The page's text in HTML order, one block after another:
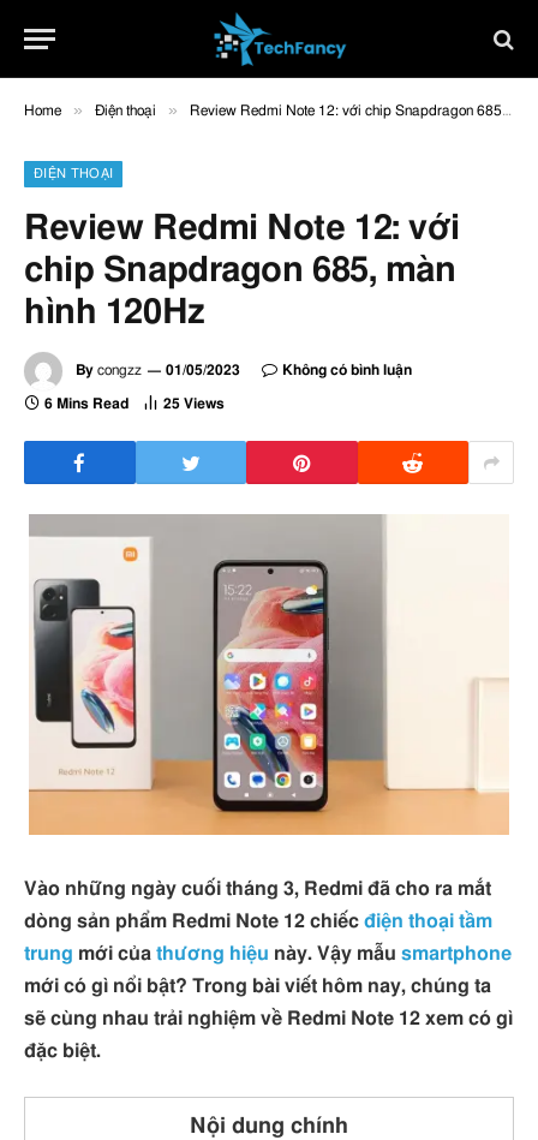
Home » Điện thoại » Review Redmi Note 12: với chip Snapdragon 685, màn hình 120Hz
ĐIỆN THOẠI
Review Redmi Note 12: với
chip Snapdragon 685, màn
hình 120Hz
By congzz 01/05/2023 Không có bình luận
6 Mins Read 25 Views
Vào những ngày cuối tháng 3, Redmi đã cho ra mắt
dòng sản phẩm Redmi Note 12 chiếc điện thoại tầm
trung mới của thương hiệu này. Vậy mẫu smartphone
mới có gì nổi bật? Trong bài viết hôm nay, chúng ta
sẽ cùng nhau trải nghiệm về Redmi Note 12 xem có gì
đặc biệt.
Nội dung chính